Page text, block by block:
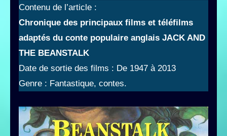
Contenu de l’article :
Chronique des principaux films et téléfilms
adaptés du conte populaire anglais JACK AND
THE BEANSTALK
Date de sortie des films : De 1947 à 2013
Genre : Fantastique, contes.